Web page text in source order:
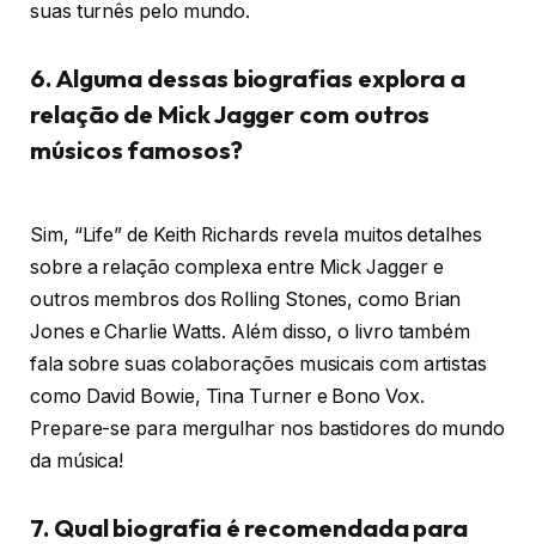
suas turnês pelo mundo.
6. Alguma dessas biografias explora a
relação de Mick Jagger com outros
músicos famosos?
Sim, “Life” de Keith Richards revela muitos detalhes
sobre a relação complexa entre Mick Jagger e
outros membros dos Rolling Stones, como Brian
Jones e Charlie Watts. Além disso, o livro também
fala sobre suas colaborações musicais com artistas
como David Bowie, Tina Turner e Bono Vox.
Prepare-se para mergulhar nos bastidores do mundo
da música!
7. Qual biografia é recomendada para